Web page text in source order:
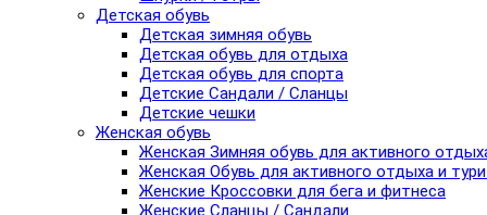
Детская обувь
Детская зимняя обувь
Детская обувь для отдыха
Детская обувь для спорта
Детские Сандали / Сланцы
Детские чешки
Женская обувь
Женская Зимняя обувь для активного
Женская Обувь для активного отдыха и
Женские Кроссовки для бега и фитнеса
Женские Сланцы / Сандали